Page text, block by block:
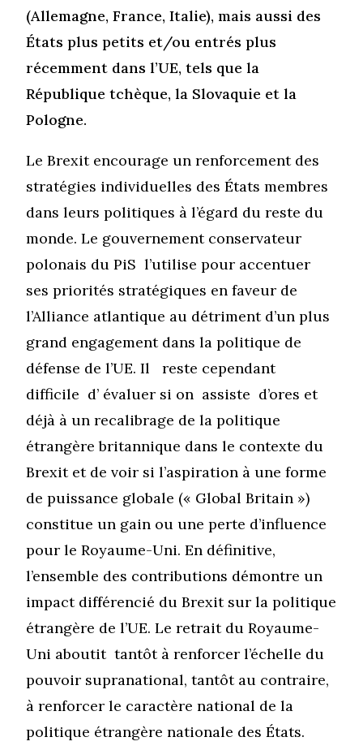
(Allemagne, France, Italie), mais aussi des
États plus petits et/ou entrés plus
récemment dans l’UE, tels que la
République tchèque, la Slovaquie et la
Pologne.
Le Brexit encourage un renforcement des
stratégies individuelles des États membres
dans leurs politiques à l’égard du reste du
monde. Le gouvernement conservateur
polonais du PiS l’utilise pour accentuer
ses priorités stratégiques en faveur de
l’Alliance atlantique au détriment d’un plus
grand engagement dans la politique de
défense de l’UE. Il reste cependant
difficile d’ évaluer si on assiste d’ores et
déjà à un recalibrage de la politique
étrangère britannique dans le contexte du
Brexit et de voir si l’aspiration à une forme
de puissance globale (« Global Britain »)
constitue un gain ou une perte d’influence
pour le Royaume-Uni. En définitive,
l’ensemble des contributions démontre un
impact différencié du Brexit sur la politique
étrangère de l’UE. Le retrait du Royaume-
Uni aboutit tantôt à renforcer l’échelle du
pouvoir supranational, tantôt au contraire,
à renforcer le caractère national de la
politique étrangère nationale des États.